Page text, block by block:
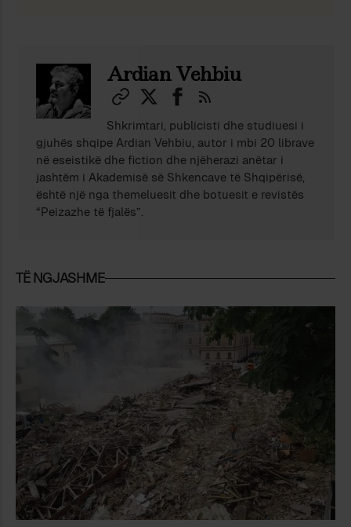
Ardian Vehbiu
Shkrimtari, publicisti dhe studiuesi i
gjuhës shqipe Ardian Vehbiu, autor i mbi 20 librave
në eseistikë dhe fiction dhe njëherazi anëtar i
jashtëm i Akademisë së Shkencave të Shqipërisë,
është një nga themeluesit dhe botuesit e revistës
“Peizazhe të fjalës”.
TË NGJASHME